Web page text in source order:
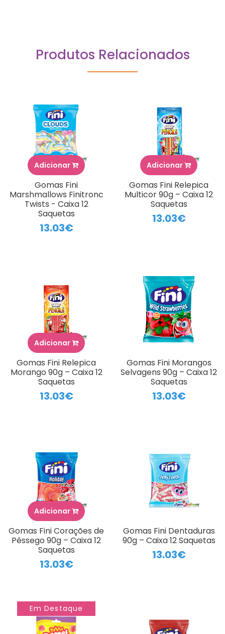
Produtos Relacionados
Adicionar
Gomas Fini
Marshmallows Finitronc
Twists - Caixa 12
Saquetas
13.03€
Adicionar
Gomas Fini Relepica
Multicor 90g – Caixa 12
Saquetas
13.03€
Adicionar
Gomas Fini Relepica
Morango 90g – Caixa 12
Saquetas
13.03€
Gomas Fini Morangos
Selvagens 90g – Caixa 12
Saquetas
13.03€
Adicionar
Gomas Fini Corações de
Pêssego 90g – Caixa 12
Saquetas
13.03€
Gomas Fini Dentaduras
90g – Caixa 12 Saquetas
13.03€
Em Destaque